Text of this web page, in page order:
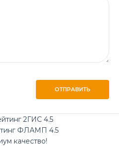
ОТПРАВИТЬ
2ГИС 4.5
ФЛАМП 4.5
качество!